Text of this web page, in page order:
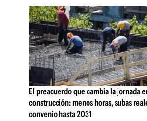
El preacuerdo que cambia la jornada
construcción: menos horas, subas
convenio hasta 2031